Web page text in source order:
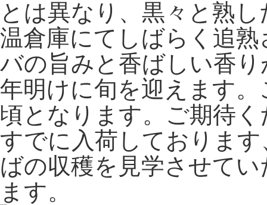
とは異なり、黒々と熟
温倉庫にてしばらく追
バの旨みと香ばしい香
年明けに旬を迎えます
頃となります。ご期待
すでに入荷しておりま
ばの収穫を見学させて
ます。